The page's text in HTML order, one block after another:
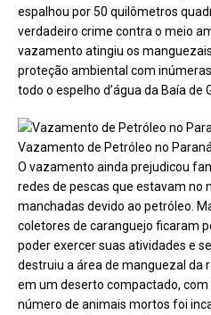
espalhou por 50 quilômetros
verdadeiro crime contra o meio
vazamento atingiu os
proteção ambiental com
todo o espelho d’água da Baía
Vazamento de Petróleo no
O vazamento ainda prejudicou
redes de pescas que estavam
manchadas devido ao petróleo.
coletores de caranguejo ficaram
poder exercer suas atividades e
destruiu a área de manguezal da
em um deserto compactado, com
número de animais mortos foi